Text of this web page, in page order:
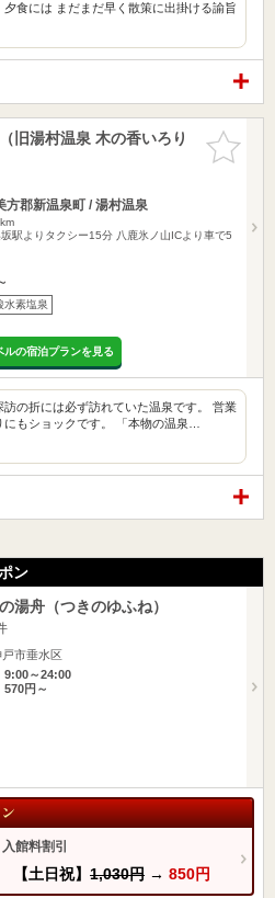
夕食には まだまだ早く散策に出掛ける諭旨
お気に入
りに追加
旧湯村温泉 木の香いろり
方郡新温泉町 / 湯村温泉
駅よりタクシー15分 八鹿氷ノ山ICより車で5
水素塩泉
ルの宿泊プランを見る
訪の折には必ず訪れていた温泉です。 営業
もショックです。 「本物の温泉…
ン
湯舟（つきのゆふね）
市垂水区
～24:00
円～
館料割引
【土日祝】 1,030円 → 850円